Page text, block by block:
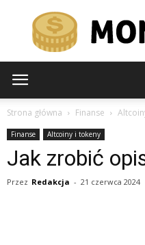
Strona główna Finanse
Finanse Altcoiny i tokeny
Jak zrobić
Przez Redakcja - 21 czerwca 2024